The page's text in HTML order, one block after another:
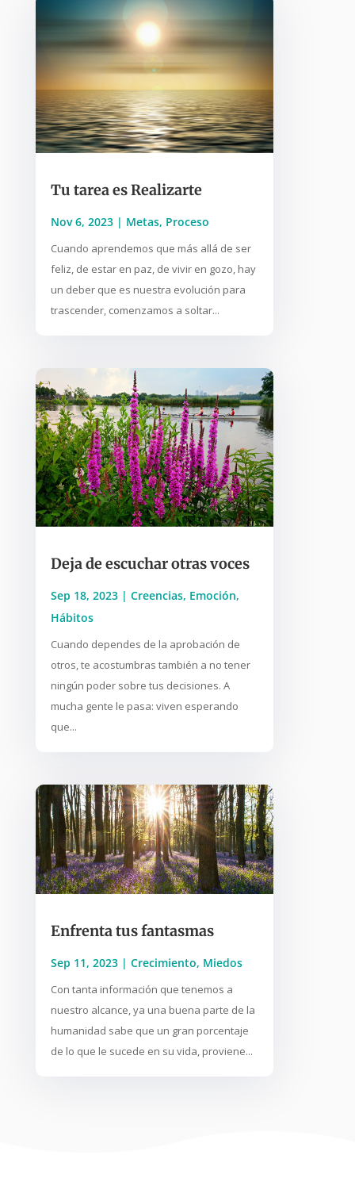
Tu tarea es Realizarte
Nov 6, 2023| Metas, Proceso
Cuando aprendemos que más allá de ser
feliz, de estar en paz, de vivir en gozo, hay
un deber que es nuestra evolución para
trascender, comenzamos a soltar...
Deja de escuchar otras voces
Sep 18, 2023| Creencias, Emoción,
Hábitos
Cuando dependes de la aprobación de
otros, te acostumbras también a no tener
ningún poder sobre tus decisiones. A
mucha gente le pasa: viven esperando
que...
Enfrenta tus fantasmas
Sep 11, 2023| Crecimiento, Miedos
Con tanta información que tenemos a
nuestro alcance, ya una buena parte de la
humanidad sabe que un gran porcentaje
de lo que le sucede en su vida, proviene...